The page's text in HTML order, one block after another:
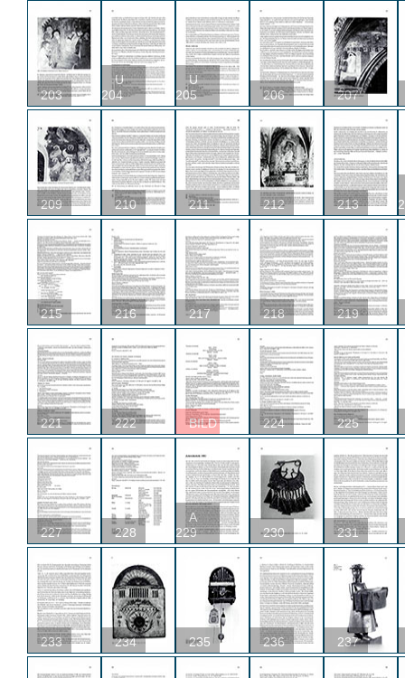
203
U
204
U
205
206 207
209 210 211 212 213
215 216 217 218 219
221 222 BILD 224 225
227 228
A
229
230 231
233 234 235 236 237